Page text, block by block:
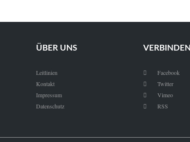
ÜBER UNS
Leitlinien
Kontakt
Impressum
Datenschutz
VERBINDEN
 Facebook
 Twitter
 Vimeo
 RSS